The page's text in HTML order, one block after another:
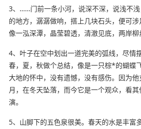
3、……门前一条小河，说深不深，说浅不
的地方，潺潺做响，搭上几块石头，便可
像一泓深潭，晶莹碧透，清澈见底，两岸柳
4、叶子在空中划出一道完美的弧线，尽情
春，夏，秋做个总结，像是一只棕*的蝴蝶
大地的怀中，没有遗憾，没有感伤。因为
月，在冬天坠落，而今它是一个观众，看
演。
5、山脚下的五色泉很美。春天的水是丰富